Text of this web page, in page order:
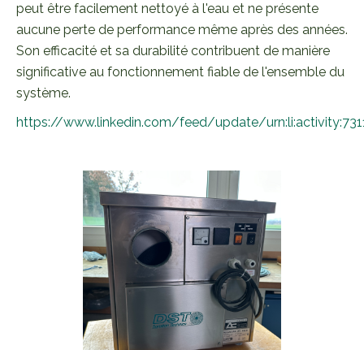
peut être facilement nettoyé à l'eau et ne présente
aucune perte de performance même après des années.
Son efficacité et sa durabilité contribuent de manière
significative au fonctionnement fiable de l'ensemble du
système.
https://www.linkedin.com/feed/update/